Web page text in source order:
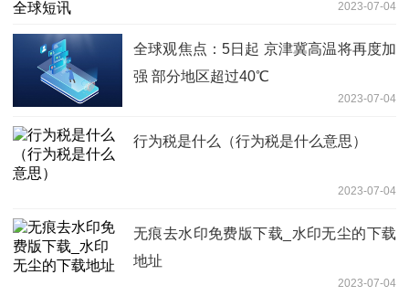
2023-07-04
全球观焦点：5日起 京津冀高温将再度加
强 部分地区超过40℃
2023-07-04
行为税是什么（行为税是什么意思）
2023-07-04
无痕去水印免费版下载_水印无尘的下载
地址
2023-07-04